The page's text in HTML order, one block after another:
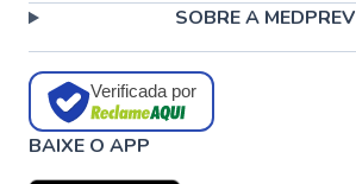
SOBRE A MEDPREV
Verificada por
BAIXE O APP